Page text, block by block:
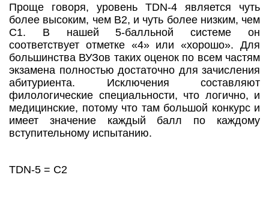
Проще говоря, уровень TDN-4 является чуть
более высоким, чем В2, и чуть более низким, чем
С1. В нашей 5-балльной системе он
соответствует отметке «4» или «хорошо». Для
большинства ВУЗов таких оценок по всем частям
экзамена полностью достаточно для зачисления
абитуриента. Исключения составляют
филологические специальности, что логично, и
медицинские, потому что там большой конкурс и
имеет значение каждый балл по каждому
вступительному испытанию.
TDN-5 = С2